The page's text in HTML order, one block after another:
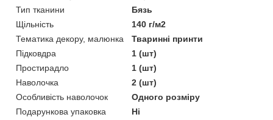
Тип тканини
Бязь
Щільність
140 г/м2
Тематика декору, малюнка
Тваринні принти
Підковдра
1 (шт)
Простирадло
1 (шт)
Наволочка
2 (шт)
Особливість наволочок
Одного розміру
Подарункова упаковка
Ні